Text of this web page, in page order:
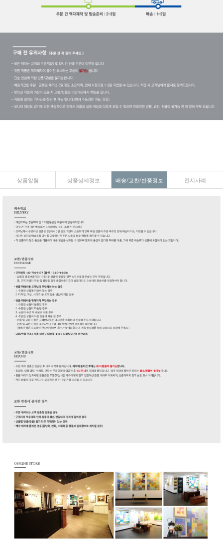
상품알림 상품상세정보 배송/교환/반품정보 전시사례